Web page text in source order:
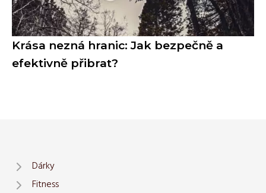
Krása nezná hranic: Jak bezpečně a
efektivně přibrat?
Dárky
Fitness